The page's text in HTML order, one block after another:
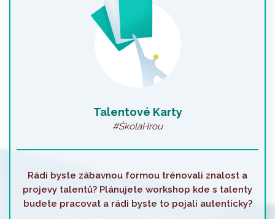
Talentové Karty
#ŠkolaHrou
Rádi byste zábavnou formou trénovali znalost a
projevy talentů? Plánujete workshop kde s talenty
budete pracovat a rádi byste to pojali autenticky?